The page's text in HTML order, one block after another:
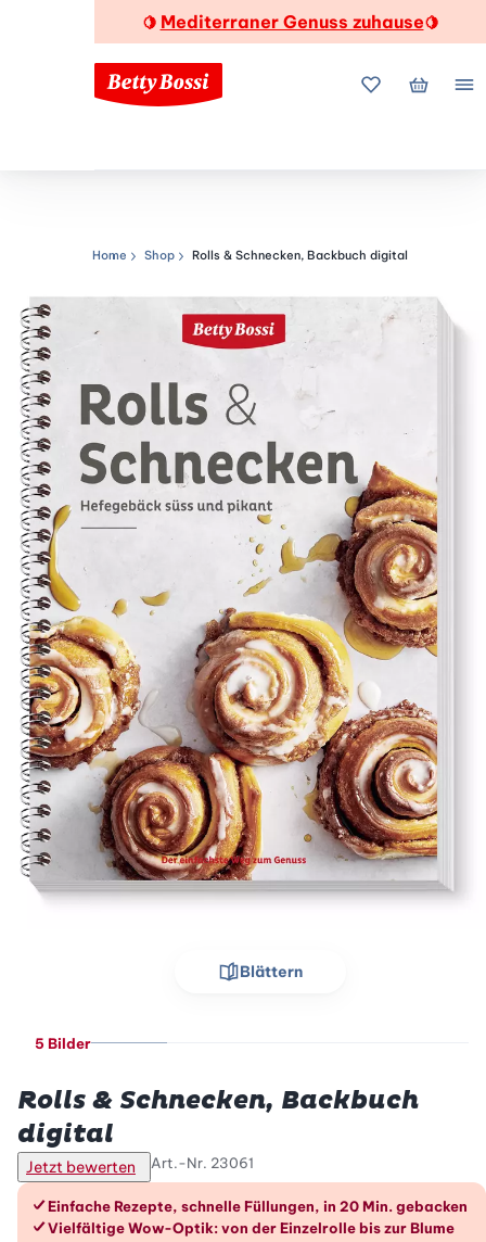
🍋 Mediterraner Genuss zuhause🍋
MeineMein
Navigationspfad
Home Shop Rolls & Schnecken, Backbuch digital
Blättern
5 Bilder
Rolls & Schnecken, Backbuch
digital
Jetzt bewerten Art.-Nr. 23061
Die Vorteile im Überblick
Einfache Rezepte, schnelle Füllungen, in 20 Min. gebacken
Vielfältige Wow-Optik: von der Einzelrolle bis zur Blume